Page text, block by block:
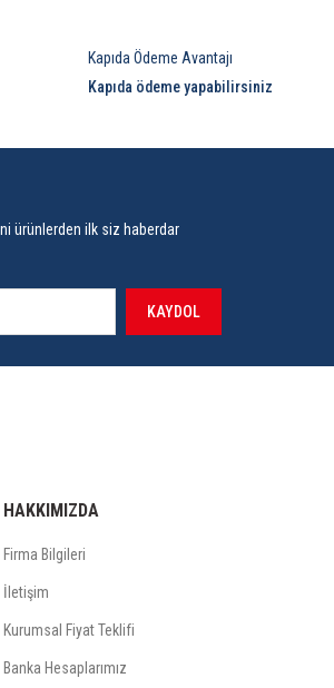
Kapıda Ödeme Avantajı
Kapıda ödeme yapabilirsiniz
ürünlerden ilk siz haberdar
KAYDOL
HAKKIMIZDA
Firma Bilgileri
İletişim
Kurumsal Fiyat Teklifi
Banka Hesaplarımız